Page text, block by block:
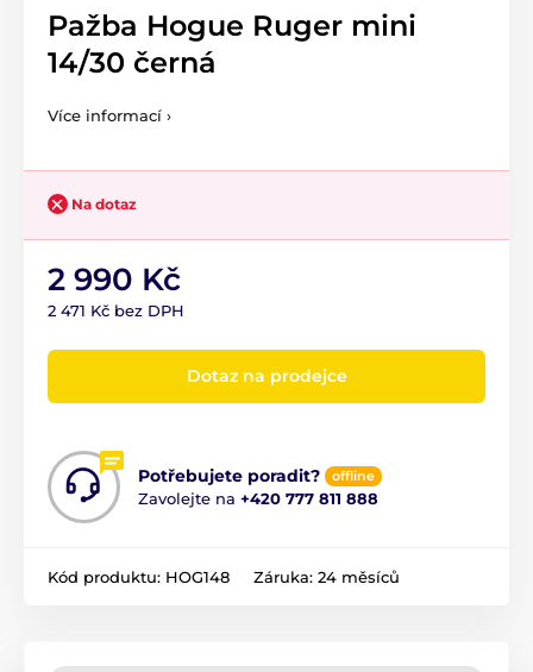
Pažba Hogue Ruger mini
14/30 černá
Více informací ›
Na dotaz
2 990 Kč
2 471 Kč bez DPH
Dotaz na prodejce
Potřebujete poradit? offline
Zavolejte na +420 777 811 888
Kód produktu: HOG148 Záruka: 24 měsíců